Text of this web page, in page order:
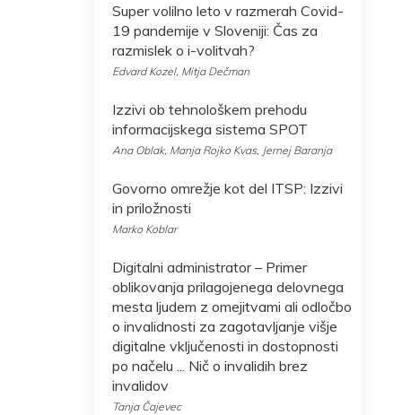
Super volilno leto v razmerah Covid-
19 pandemije v Sloveniji: Čas za
razmislek o i-volitvah?
Edvard Kozel, Mitja Dečman
Izzivi ob tehnološkem prehodu
informacijskega sistema SPOT
Ana Oblak, Manja Rojko Kvas, Jernej Baranja
Govorno omrežje kot del ITSP: Izzivi
in priložnosti
Marko Koblar
Digitalni administrator – Primer
oblikovanja prilagojenega delovnega
mesta ljudem z omejitvami ali odločbo
o invalidnosti za zagotavljanje višje
digitalne vključenosti in dostopnosti
po načelu ... Nič o invalidih brez
invalidov
Tanja Čajevec